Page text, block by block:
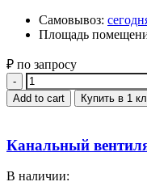
Самовывоз:
Площадь
₽ по запросу
Quantity
Add to cart Купить в 1
Канальный
В наличии: